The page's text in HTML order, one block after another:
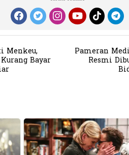
Menkeu,
Bayar
Pameran
Resmi